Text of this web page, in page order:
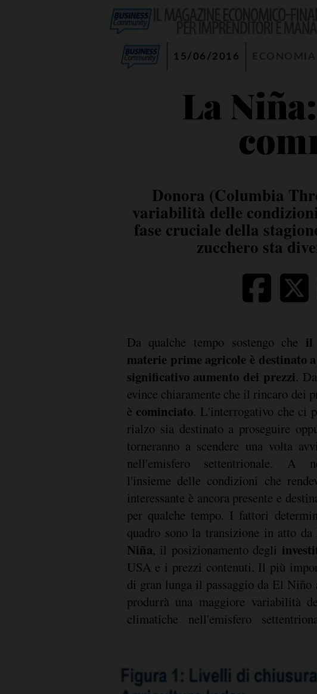
15/06/2016
La
Donora (Columbia
variabilità delle
fase cruciale della
zucchero sta
Da qualche tempo sostengo che il
materie prime agricole è destinato
significativo aumento dei prezzi.
evince chiaramente che il rincaro dei
è cominciato. L'interrogativo che ci
rialzo sia destinato a proseguire
torneranno a scendere una volta
nell'emisfero settentrionale. A
l'insieme delle condizioni che
interessante è ancora presente e
per qualche tempo. I fattori
quadro sono la transizione in atto da
Niña, il posizionamento degli
USA e i prezzi contenuti. Il più
di gran lunga il passaggio da El Niño
produrrà una maggiore variabilità
climatiche nell'emisfero